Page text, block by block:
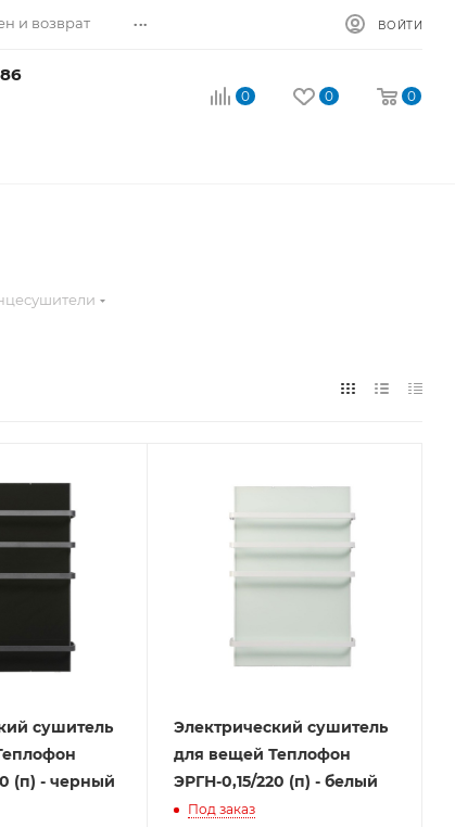
и возврат ... ВОЙТИ
0 0 0
сушитель
(п) - черный
Электрический сушитель
для вещей Теплофон
ЭРГН-0,15/220 (п) - белый
Под заказ